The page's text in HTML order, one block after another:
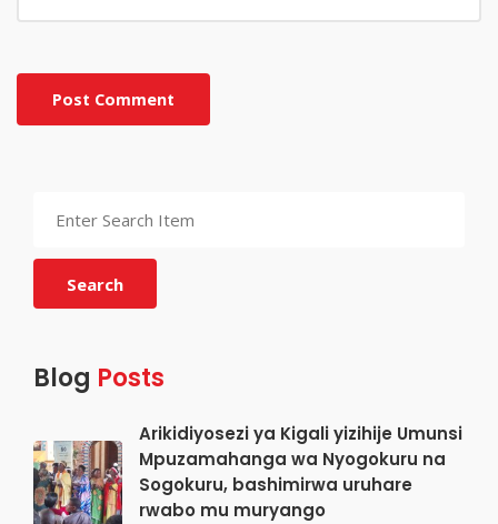
Post Comment
Search
Blog Posts
Arikidiyosezi ya Kigali yizihije Umunsi
Mpuzamahanga wa Nyogokuru na
Sogokuru, bashimirwa uruhare
rwabo mu muryango